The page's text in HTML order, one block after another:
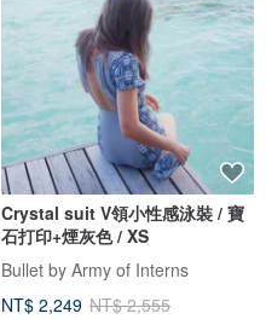
Crystal suit V領小性感泳裝 / 寶
石打印+煙灰色 / XS
Bullet by Army of Interns
NT$ 2,249 NT$ 2,555